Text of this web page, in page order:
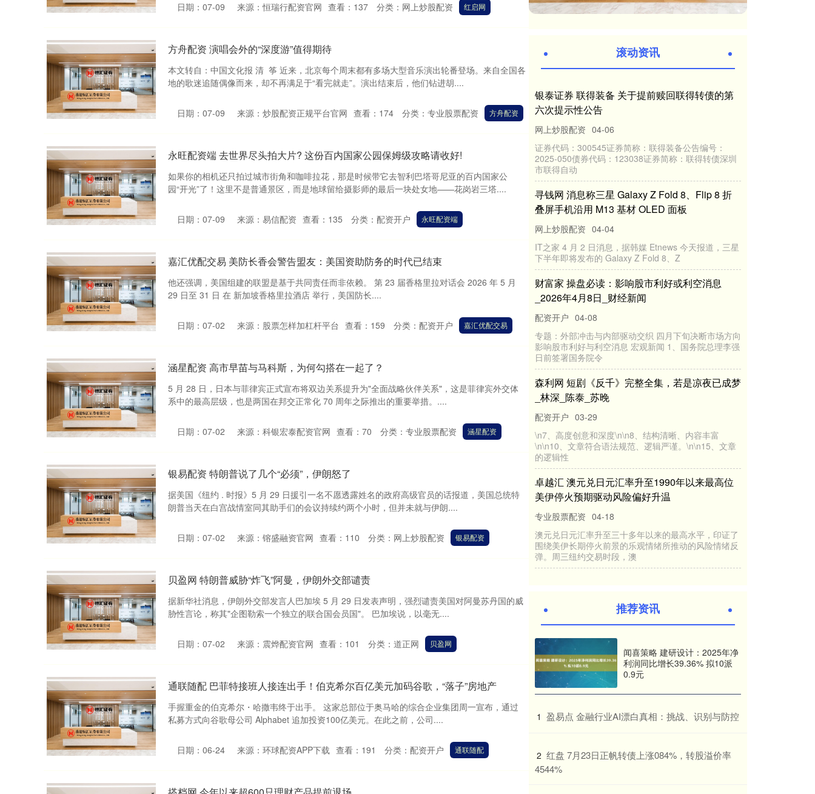
日期：07-09 来源：恒瑞行配资官网 查看： 137 分类： 网上炒股配资 红启网
方舟配资 演唱会外的“深度游”值得期待
本文转自：中国文化报 清 筝 近来，北京每个周末都有多场大型音乐演出轮番登场。来自全国各
地的歌迷追随偶像而来，却不再满足于“看完就走”。演出结束后，他们钻进胡....
日期：07-09 来源：炒股配资正规平台官网 查看： 174 分类： 专业股票配资 方舟配资
永旺配资端 去世界尽头拍大片? 这份百内国家公园保姆级攻略请收好!
如果你的相机还只拍过城市街角和咖啡拉花，那是时候带它去智利巴塔哥尼亚的百内国家公
园“开光”了！这里不是普通景区，而是地球留给摄影师的最后一块处女地——花岗岩三塔....
日期：07-09 来源：易信配资 查看： 135 分类： 配资开户 永旺配资端
嘉汇优配交易 美防长香会警告盟友：美国资助防务的时代已结束
他还强调，美国组建的联盟是基于共同责任而非依赖。 第 23 届香格里拉对话会 2026 年 5 月
29 日至 31 日 在 新加坡香格里拉酒店 举行，美国防长....
日期：07-02 来源：股票怎样加杠杆平台 查看： 159 分类： 配资开户 嘉汇优配交易
涵星配资 高市早苗与马科斯，为何勾搭在一起了？
5 月 28 日，日本与菲律宾正式宣布将双边关系提升为"全面战略伙伴关系"，这是菲律宾外交体
系中的最高层级，也是两国在邦交正常化 70 周年之际推出的重要举措。....
日期：07-02 来源：科银宏泰配资官网 查看： 70 分类： 专业股票配资 涵星配资
银易配资 特朗普说了几个“必须”，伊朗怒了
据美国《纽约 . 时报》5 月 29 日援引一名不愿透露姓名的政府高级官员的话报道，美国总统特
朗普当天在白宫战情室同其助手们的会议持续约两个小时，但并未就与伊朗....
日期：07-02 来源：镕盛融资官网 查看： 110 分类： 网上炒股配资 银易配资
贝盈网 特朗普威胁“炸飞”阿曼，伊朗外交部谴责
据新华社消息，伊朗外交部发言人巴加埃 5 月 29 日发表声明，强烈谴责美国对阿曼苏丹国的威
胁性言论，称其"企图勒索一个独立的联合国会员国"。 巴加埃说，以毫无....
日期：07-02 来源：震烨配资官网 查看： 101 分类： 道正网 贝盈网
通联随配 巴菲特接班人接连出手！伯克希尔百亿美元加码谷歌，“落子”房地产
手握重金的伯克希尔・哈撒韦终于出手。 这家总部位于奥马哈的综合企业集团周一宣布，通过
私募方式向谷歌母公司 Alphabet 追加投资100亿美元。在此之前，公司....
日期：06-24 来源：环球配资APP下载 查看： 191 分类： 配资开户 通联随配
滚动资讯
瑶鸿配资 地级及以上城市、县级市今年将全面开
展城市体检
专业股票配资 05-18
本报北京5月16日电记者从住房城乡建设部获悉：地级
及以上城市和县级市今年要全面开展城市体检工作，加
快实现住房、小区、街区
同花配 姚晨离婚两周后首晒女儿! 9岁半小茉莉
近照，高挑身材相貌清秀
道正网 04-03
3月31号，姚晨在社交平台晒出了9岁女儿小茉莉的近期
生活照，配文就简单四个字“周末快乐”，这也是她官宣
离婚两周后，第一次
加配网 嘉御资本卫哲：AI发展的胜负手在于“用
得起”
网上炒股配资 03-31
专题：第二届新沪商高质量发展大会 上海新沪商联合会
第五届第二次会员代表大会暨第二届新沪商高质量发展
大会3月29日在上海举
嘉汇优配交易 加息还是降息？美联储很纠结
配资开户 04-14
上升浪 除了油价，全都在跌！超18万人爆仓
专业股票配资
04-04
在特朗普威胁升级对伊战事后，今天（4月2日）亚太股
市重挫，欧洲股市开盘后也走低。 截至发稿，欧洲主要
股指全线飘绿，其中欧
推荐资讯
闻喜策略 建研设计：2025年净
利润同比增长39.36% 拟10派
0.9元
1 ​盈易点 金融行业AI漂白真相：挑战、识别与防控
2 ​红盘 7月23日正帆转债上涨084%，转股溢价率
4544%